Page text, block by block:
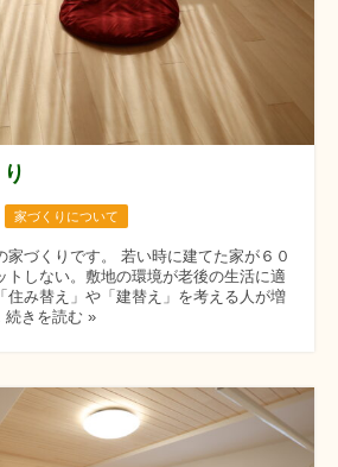
家づくりについて
家づくりです。 若い時に建てた家が６０
トしない。敷地の環境が老後の生活に適
住み替え」や「建替え」を考える人が増
続きを読む »